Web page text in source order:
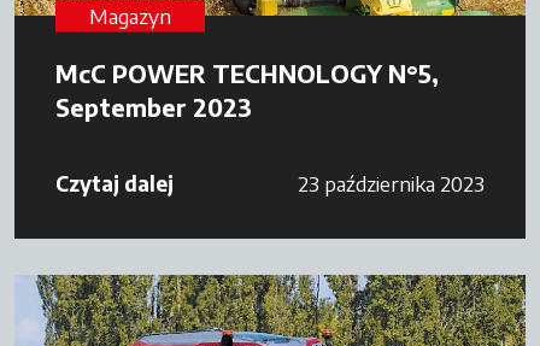
Magazyn
McC POWER TECHNOLOGY N°5,
September 2023
Czytaj dalej 23 października 2023